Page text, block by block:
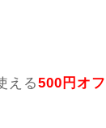
える500円オフ